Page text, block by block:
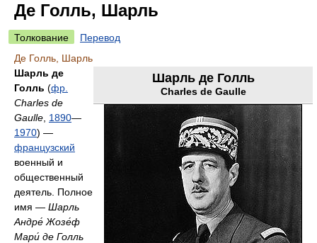
Де Голль, Шарль
Толкование
Перевод
Де Голль, Шарль
Шарль де Голль
Charles de Gaulle
Шарль де
Голль (фр.
Charles de
Gaulle 1890—
1970) —
французский
военный и
общественный
деятель. Полное
имя — Шарль
Андре́ Жозе́ф
Мари́ де Голль